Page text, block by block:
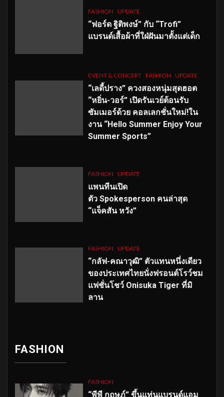
FASHION UPDATE
“ฟอร์ด ฐิติพงษ์” กับ “Trofi”
แบรนด์เสื้อผ้าที่ใฝ่ฝันมาตั้งแต่เด็ก
EVENT & CONCERT FASHION UPDATE
“เลดี้ปราง” ควงสองหนุ่มสุดฮอต
“หยิ่น-วอร์” เปิดรันเวย์ต้อนรับ
ซัมเมอร์ด้วย คอลเลกชั่นใหม่!ใน
งาน “Hello Summer Enjoy Your
Summer Sports”
FASHION UPDATE
แพนทีนเปิด
ตัว Spokesperson คนล่าสุด
“แจ็คสัน หวัง”
FASHION UPDATE
“กลัฟ-คณาวุฒิ” ตัวแทนหนึ่งเดียว
ของประเทศไทยนั่งฟรอนต์โรว์ชม
แฟชั่นโชว์ Onisuka Tiger ที่มิ
ลาน
FASHION
FASHION
“พีพี กฤษฏ์” ขึ้นแท่นแบรนด์แอม